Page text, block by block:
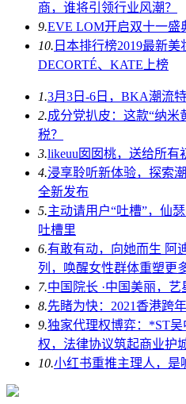
商，谁将引领行业风潮？
9.EVE LOM开启双十一盛
10. 日本排行榜2019最新美
DECORTÉ、KATE上榜
1.3月3日-6日，BKA潮流
2.成分党扒皮：这款“纳米
税？
3.likeuu囡囡桃，送给所有
4.浸享聆听新体验，探索
全新发布
5.主动请用户“吐槽”，仙
吐槽里
6.有敢有动，向她而生 阿
列，唤醒女性群体重塑更
7.中国院长 ·中国美丽，
8.先睹为快：2021香港跨
9.独家代理权博弈：*ST
权，法律协议筑起商业护
10.小红书重推主理人，是